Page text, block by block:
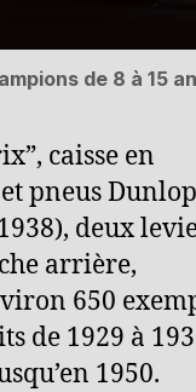
de 8 à 15
caisse en
pneus Dunlop
deux
arrière,
650
de 1929 à
1950.